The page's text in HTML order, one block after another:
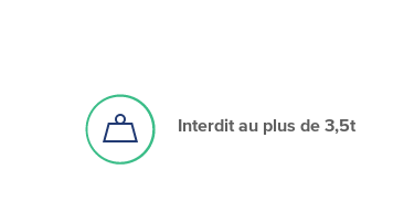
Interdit au plus de 3,5t